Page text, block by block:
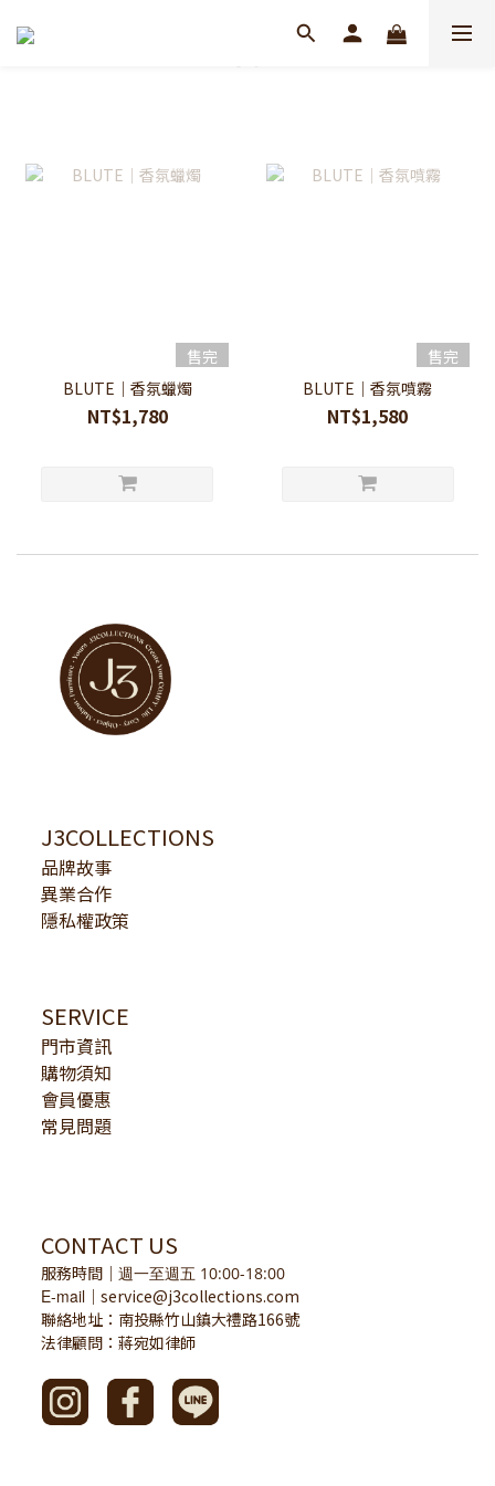
售完
BLUTE｜香氛蠟燭
NT$1,780
售完
BLUTE｜香氛噴霧
NT$1,580
J3COLLECTIONS
品牌故事
異業合作
隱私權政策
SERVICE
門市資訊
購物須知
會員優惠
常見問題
CONTACT US
服務時間 ｜ 週一至週五 10:00-18:00
E-mail ｜ service@j3collections.com
聯絡地址：南投縣竹山鎮大禮路166號
法律顧問：蔣宛如律師